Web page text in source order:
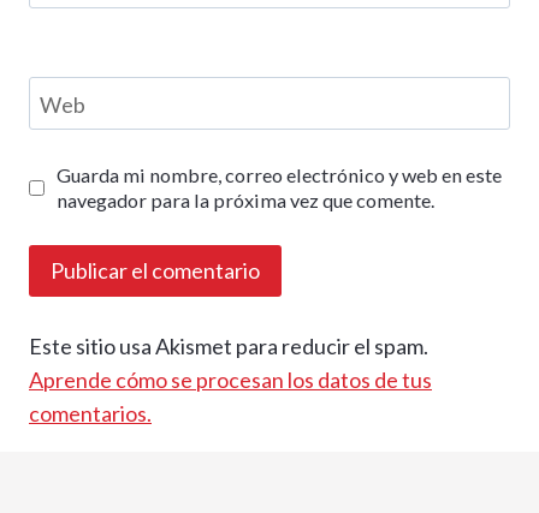
Web
Guarda mi nombre, correo electrónico y web en este
navegador para la próxima vez que comente.
Este sitio usa Akismet para reducir el spam.
Aprende cómo se procesan los datos de tus
comentarios.